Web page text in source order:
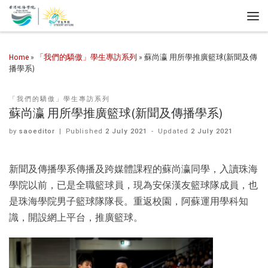
Home » 「我們的驕傲」學生專訪系列 » 蘇尚瀛 用所學推廣籃球(新聞及傳
播學系)
「我們的驕傲」學生專訪系列
蘇尚瀛 用所學推廣籃球(新聞及傳播學系)
by saoeditor | Published 2 July 2021 - Updated 2 July 2021
新聞及傳播學系傳播及跨媒體課程的蘇尚瀛同學，入讀珠海
學院以前，已是全職籃球員，現為安保漢友籃球隊成員，也
是珠海學院男子籃球隊隊長。重返校園，阿蘇運用學科知
識，開設網上平台，推廣籃球。